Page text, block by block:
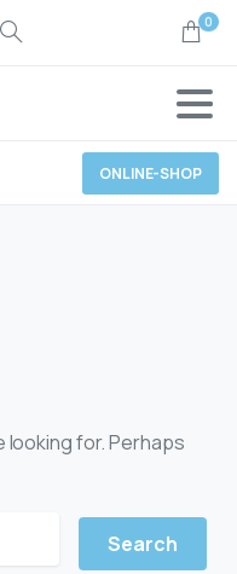
0
ONLINE-SHOP
looking for. Perhaps